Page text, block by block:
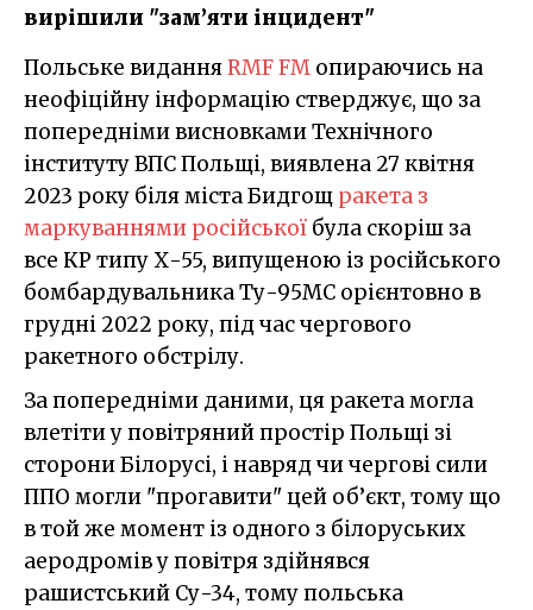
вирішили "зам’яти інцидент"
Польське виданняRMF FM опираючись на
неофіційну інформацію стверджує, що за
попередніми висновками Технічного
інституту ВПС Польщі, виявлена 27 квітня
2023 року біля міста Бидгощ ракета з
маркуваннями російської була скоріш за
все КР типу Х-55, випущеною із російського
бомбардувальника Ту-95МС орієнтовно в
грудні 2022 року, під час чергового
ракетного обстрілу.
За попередніми даними, ця ракета могла
влетіти у повітряний простір Польщі зі
сторони Білорусі, і навряд чи чергові сили
ППО могли "прогавити" цей об’єкт, тому що
в той же момент із одного з білоруських
аеродромів у повітря здійнявся
рашистський Су-34, тому польська